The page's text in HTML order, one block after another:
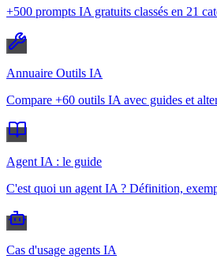
+500 prompts IA gratuits classés en 21
Annuaire Outils IA
Compare +60 outils IA avec guides et
Agent IA : le guide
C'est quoi un agent IA ? Définition,
Cas d'usage agents IA